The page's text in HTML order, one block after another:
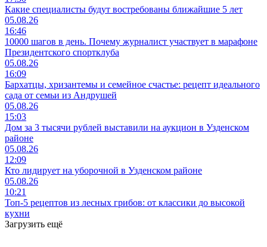
Какие специалисты будут востребованы ближайшие 5 лет
05.08.26
16:46
10000 шагов в день. Почему журналист участвует в марафоне
Президентского спортклуба
05.08.26
16:09
Бархатцы, хризантемы и семейное счастье: рецепт идеального
сада от семьи из Андрушей
05.08.26
15:03
Дом за 3 тысячи рублей выставили на аукцион в Узденском
районе
05.08.26
12:09
Кто лидирует на уборочной в Узденском районе
05.08.26
10:21
Топ-5 рецептов из лесных грибов: от классики до высокой
кухни
Загрузить ещё